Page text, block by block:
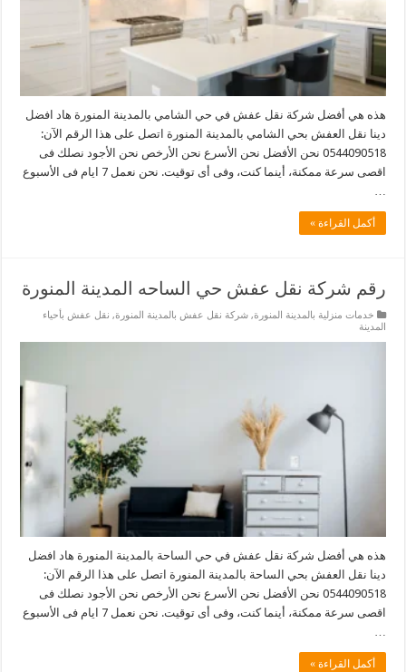
هذه هي أفضل شركة نقل عفش في حي الشامي بالمدينة المنورة هاد افضل
دينا نقل العفش بحي الشامي بالمدينة المنورة اتصل على هذا الرقم الآن:
0544090518 نحن الأفضل نحن الأسرع نحن الأرخص نحن الأجود نصلك فى
اقصى سرعة ممكنة، أينما كنت، وفى أى توقيت. نحن نعمل 7 ايام فى الأسبوع
…
أكمل القراءة »
رقم شركة نقل عفش حي الساحه المدينة المنورة
خدمات منزلية بالمدينة المنورة,شركة نقل عفش بالمدينة المنورة, نقل عفش بأحياء
المدينة
هذه هي أفضل شركة نقل عفش في حي الساحة بالمدينة المنورة هاد افضل
دينا نقل العفش بحي الساحة بالمدينة المنورة اتصل على هذا الرقم الآن:
0544090518 نحن الأفضل نحن الأسرع نحن الأرخص نحن الأجود نصلك فى
اقصى سرعة ممكنة، أينما كنت، وفى أى توقيت. نحن نعمل 7 ايام فى الأسبوع
…
أكمل القراءة »